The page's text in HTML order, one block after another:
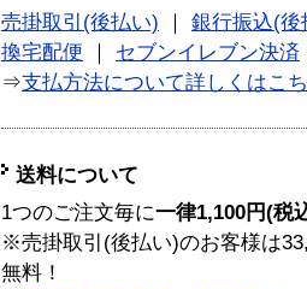
売掛取引(後払い)
銀行振込(後
換宅配便
セブンイレブン決済
⇒支払方法について詳しくはこ
送料について
1つのご注文毎に一律1,100円(税
※売掛取引(後払い)のお客様は
無料！